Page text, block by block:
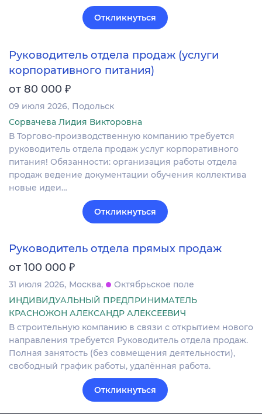
Откликнуться
Руководитель отдела продаж (услуги
корпоративного питания)
от 80 000 ₽
09 июля 2026 Подольск
Сорвачева Лидия Викторовна
В Торгово-производственную компанию требуется
руководитель отдела продаж услуг корпоративного
питания! Обязанности: организация работы отдела
продаж ведение документации обучения коллектива
новые идеи…
Откликнуться
Руководитель отдела прямых продаж
от 100 000 ₽
31 июля 2026 Москва
Октябрьское поле
ИНДИВИДУАЛЬНЫЙ ПРЕДПРИНИМАТЕЛЬ
КРАСНОЖОН АЛЕКСАНДР АЛЕКСЕЕВИЧ
В строительную компанию в связи с открытием нового
направления требуется Руководитель отдела продаж.
Полная занятость (без совмещения деятельности),
свободный график работы, удалённая работа.
Откликнуться